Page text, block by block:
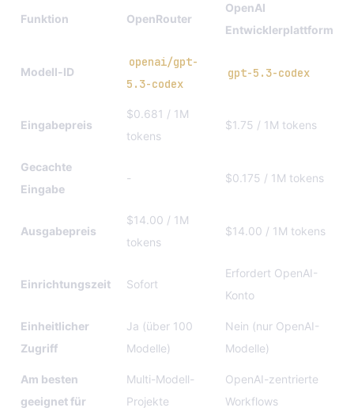
Funktion OpenRouter
OpenAI
Entwicklerplattform
Modell-ID
openai/gpt-
5.3-codex
gpt-5.3-codex
Eingabepreis
$0.681 / 1M
tokens
$1.75 / 1M tokens
Gecachte
Eingabe
- $0.175 / 1M tokens
Ausgabepreis
$14.00 / 1M
tokens
$14.00 / 1M tokens
Einrichtungszeit Sofort
Erfordert OpenAI-
Konto
Einheitlicher
Zugriff
Ja (über 100
Modelle)
Nein (nur OpenAI-
Modelle)
Am besten
geeignet für
Multi-Modell-
Projekte
OpenAI-zentrierte
Workflows